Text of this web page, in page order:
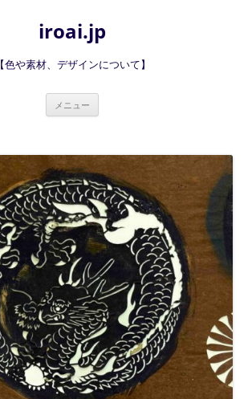
iroai.jp
【色や素材、デザインについて】
メニュー
へ
ス
キ
ッ
プ